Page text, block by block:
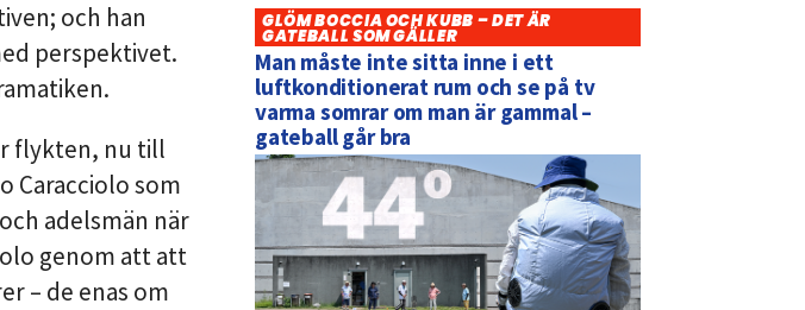
och han
perspektivet.
flykten, nu till
Caracciolo som
adelsmän när
genom att att
– de enas om
GLÖM BOCCIA OCH KUBB – DET ÄR
GATEBALL SOM GÄLLER
Man måste inte sitta inne i ett
luftkonditionerat rum och se på tv
varma somrar om man är gammal –
gateball går bra